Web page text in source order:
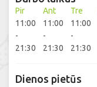
Pir
11:00
-
21:30
Ant
11:00
-
21:30
Tre
11:00
-
21:30
Dienos pietūs